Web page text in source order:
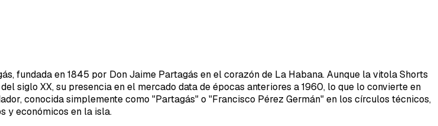
fundada en 1845 por Don Jaime Partagás en el corazón de La Habana. Aunque la vitola Shorts
siglo XX, su presencia en el mercado data de épocas anteriores a 1960, lo que lo convierte en
conocida simplemente como "Partagás" o "Francisco Pérez Germán" en los círculos técnicos,
y económicos en la isla.